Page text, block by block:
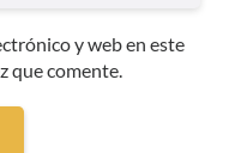
y web en este
que comente.